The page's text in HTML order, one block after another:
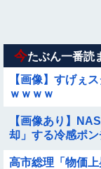
ろ！飛ぶぞ」
今たぶん一番読
【画像】すげぇ
ｗｗｗｗ
【画像あり】
却」する冷感ポン
高市総理「物価